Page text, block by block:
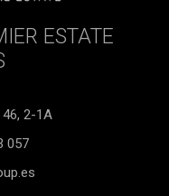
ESTATE
2-1A
057